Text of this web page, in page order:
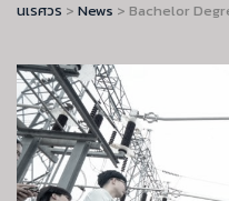
นเรศวร > News > Bachelor